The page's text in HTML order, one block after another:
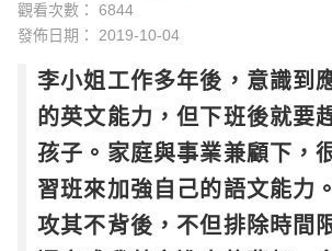
觀看次數： 6844
發佈日期： 2019-10-04
李小姐工作多年後，意識到
的英文能力，但下班後就要
孩子。家庭與事業兼顧下，
習班來加強自己的語文能力
攻其不背後，不但排除時間